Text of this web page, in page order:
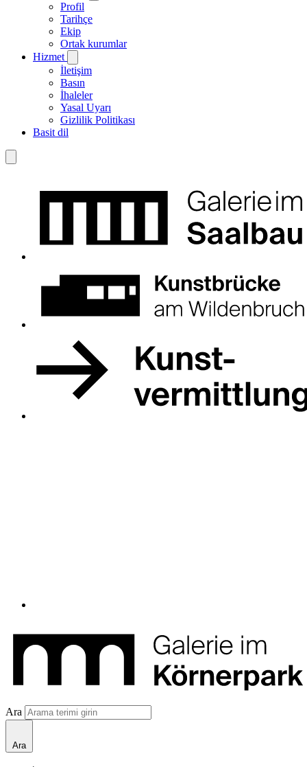
Profil
Tarihçe
Ekip
Ortak kurumlar
Hizmet
İletişim
Basın
İhaleler
Yasal Uyarı
Gizlilik Politikası
Basit dil
Ara
Ara